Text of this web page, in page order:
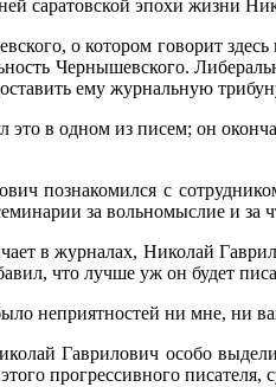
саратовской эпохи жизни
о котором говорит
Чернышевского.
ему журнальную
в одном из писем; он
познакомился с
за вольномыслие и за
в журналах, Николай
что лучше уж он будет
неприятностей ни мне, ни
Гаврилович особо
прогрессивного